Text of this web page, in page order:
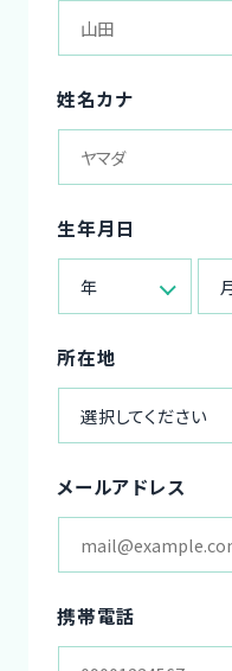
姓名カナ
生年月日
年
所在地
選択してください
メールアドレス
携帯電話